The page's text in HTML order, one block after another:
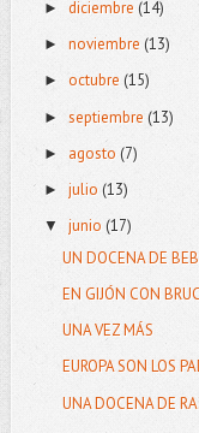
► diciembre (14)
► noviembre (13)
► octubre (15)
► septiembre (13)
► agosto (7)
► julio (13)
▼ junio (17)
UN DOCENA DE
EN GIJÓN CON
UNA VEZ MÁS
EUROPA SON LOS
UNA DOCENA DE